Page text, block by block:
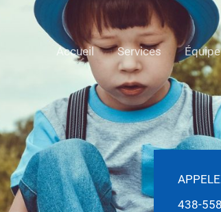
Accueil Services Équipe
438-